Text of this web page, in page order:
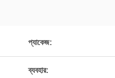
প্যাকেজ:
ব্যবহার: